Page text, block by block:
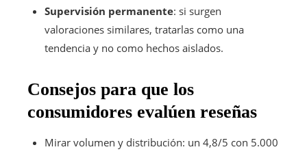
Supervisión permanente: si surgen
valoraciones similares, tratarlas como una
tendencia y no como hechos aislados.
Consejos para que los
consumidores evalúen reseñas
Mirar volumen y distribución: un 4,8/5 con 5.000